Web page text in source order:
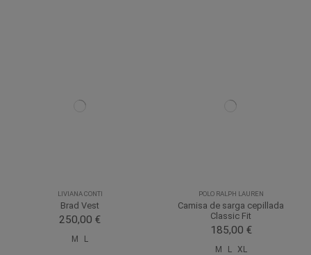
LIVIANA CONTI
Brad Vest
250,00 €
M L
POLO RALPH LAUREN
Camisa de sarga cepillada
Classic Fit
185,00 €
M L XL